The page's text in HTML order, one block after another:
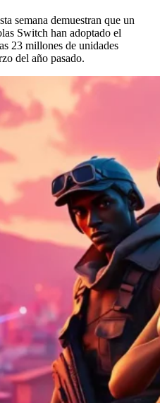
semana demuestran que un
Switch han adoptado el
23 millones de unidades
del año pasado.